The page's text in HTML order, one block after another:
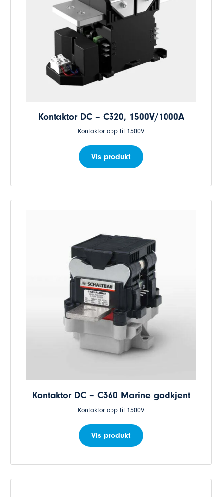
Kontaktor DC – C320, 1500V/1000A
Kontaktor opp til 1500V
Vis produkt
Kontaktor DC – C360 Marine godkjent
Kontaktor opp til 1500V
Vis produkt